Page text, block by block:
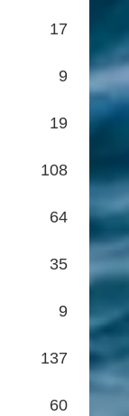
17
9
19
108
64
35
9
137
60